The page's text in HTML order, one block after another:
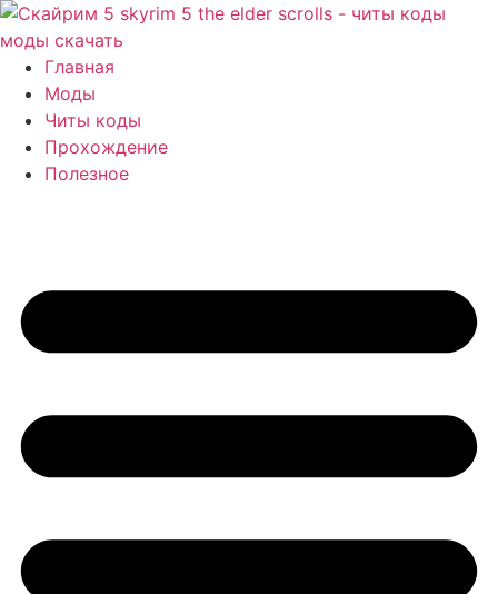
Перейти
к
содержимому
Главная
Моды
Читы коды
Прохождение
Полезное